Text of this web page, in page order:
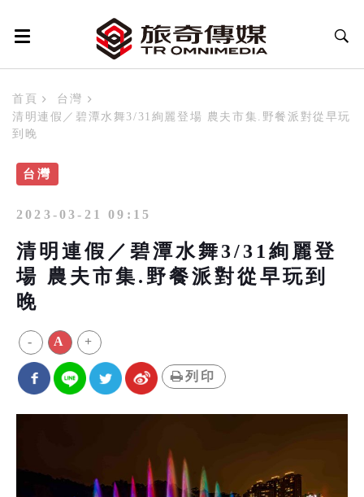
首頁
台灣
清明連假／碧潭水舞3/31絢麗登場 農夫市集.野餐派對從早玩
到晚
台灣
2023-03-21 09:15
清明連假／碧潭水舞3/31絢麗登
場 農夫市集.野餐派對從早玩到
晚
- A +
列印